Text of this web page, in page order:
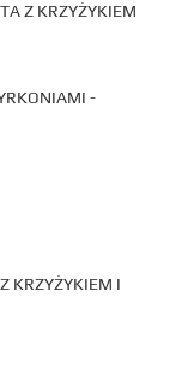
Z KRZYŻYKIEM
-
KRZYŻYKIEM I